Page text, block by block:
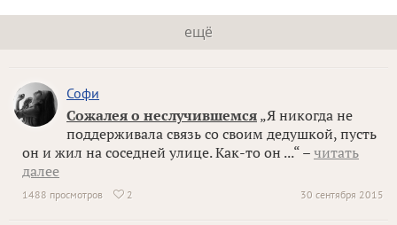
ещё
Софи
Сожалея о неслучившемся „Я никогда не
поддерживала связь со своим дедушкой, пусть
он и жил на соседней улице. Как-то он ...“ – читать
далее
30 сентября 2015
1488 просмотров  2